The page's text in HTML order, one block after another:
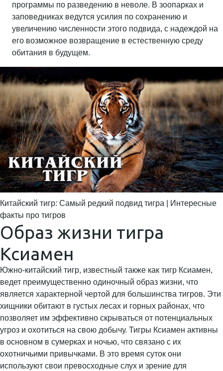
программы по разведению в неволе. В зоопарках и
заповедниках ведутся усилия по сохранению и
увеличению численности этого подвида, с надеждой на
его возможное возвращение в естественную среду
обитания в будущем.
Китайский тигр: Самый редкий подвид тигра | Интересные
факты про тигров
Образ жизни тигра
Ксиамен
Южно-китайский тигр, известный также как тигр Ксиамен,
ведет преимущественно одиночный образ жизни, что
является характерной чертой для большинства тигров. Эти
хищники обитают в густых лесах и горных районах, что
позволяет им эффективно скрываться от потенциальных
угроз и охотиться на свою добычу. Тигры Ксиамен активны
в основном в сумерках и ночью, что связано с их
охотничьими привычками. В это время суток они
используют свои превосходные слух и зрение для